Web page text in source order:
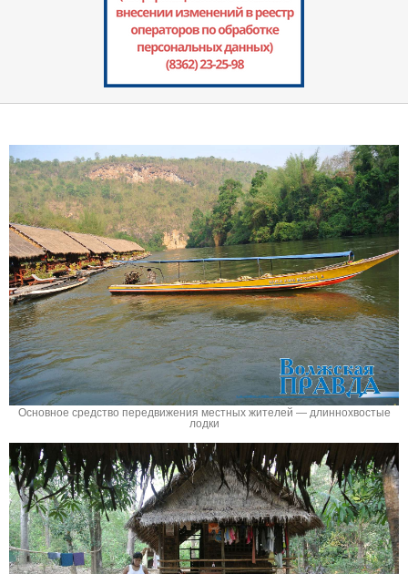
Основное средство передвижения местных жителей — длиннохвостые
лодки